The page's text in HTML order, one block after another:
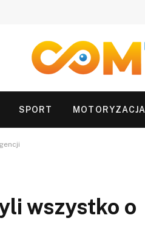
SPORT MOTORYZACJA
wszystko o